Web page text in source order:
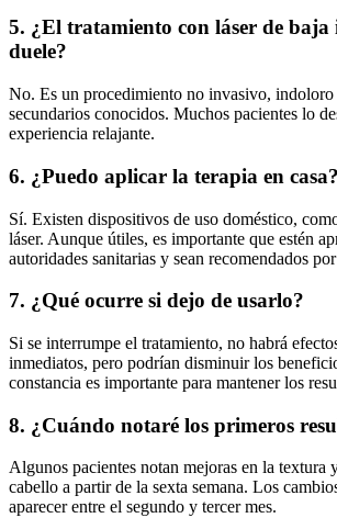
5. ¿El tratamiento con láser de baja
duele?
No. Es un procedimiento no invasivo, indoloro
secundarios conocidos. Muchos pacientes lo
experiencia relajante.
6. ¿Puedo aplicar la terapia en casa?
Sí. Existen dispositivos de uso doméstico,
láser. Aunque útiles, es importante que estén
autoridades sanitarias y sean recomendados
7. ¿Qué ocurre si dejo de usarlo?
Si se interrumpe el tratamiento, no habrá
inmediatos, pero podrían disminuir los
constancia es importante para mantener los
8. ¿Cuándo notaré los primeros
Algunos pacientes notan mejoras en la textura
cabello a partir de la sexta semana. Los
aparecer entre el segundo y tercer mes.